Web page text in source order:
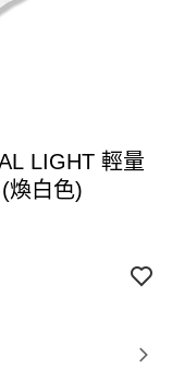
LIGHT 輕量
煥白色)